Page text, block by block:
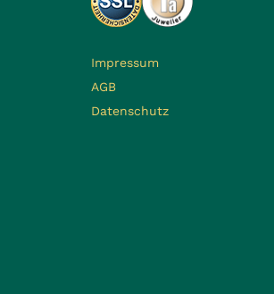
Impressum
AGB
Datenschutz